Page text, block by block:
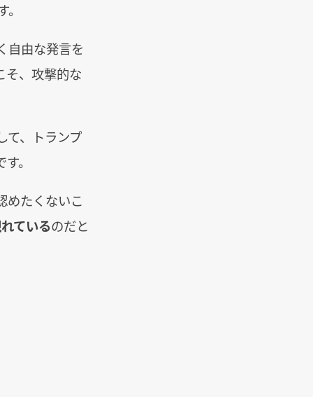
自由な発言を
そ、攻撃的な
て、トランプ
。
めたくないこ
ているのだと